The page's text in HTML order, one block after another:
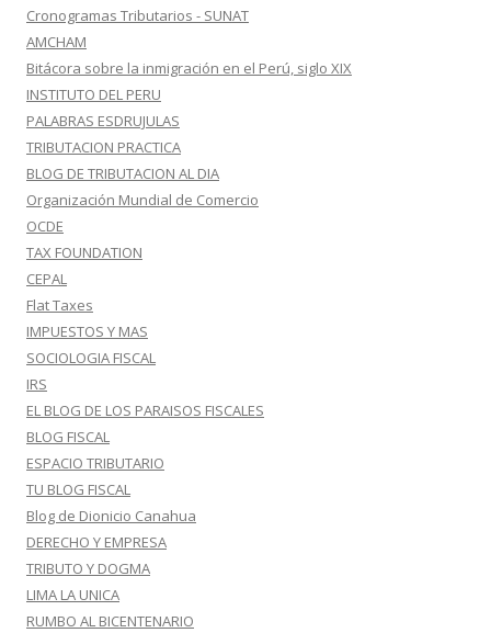
Cronogramas Tributarios - SUNAT
AMCHAM
Bitácora sobre la inmigración en el Perú, siglo XIX
INSTITUTO DEL PERU
PALABRAS ESDRUJULAS
TRIBUTACION PRACTICA
BLOG DE TRIBUTACION AL DIA
Organización Mundial de Comercio
OCDE
TAX FOUNDATION
CEPAL
Flat Taxes
IMPUESTOS Y MAS
SOCIOLOGIA FISCAL
IRS
EL BLOG DE LOS PARAISOS FISCALES
BLOG FISCAL
ESPACIO TRIBUTARIO
TU BLOG FISCAL
Blog de Dionicio Canahua
DERECHO Y EMPRESA
TRIBUTO Y DOGMA
LIMA LA UNICA
RUMBO AL BICENTENARIO